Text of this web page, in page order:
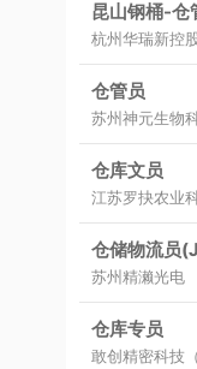
昆山钢桶-仓
杭州华瑞新控
仓管员
苏州神元生物
仓库文员
江苏罗抉农业
仓储物流员
苏州精濑光电
仓库专员
敢创精密科技